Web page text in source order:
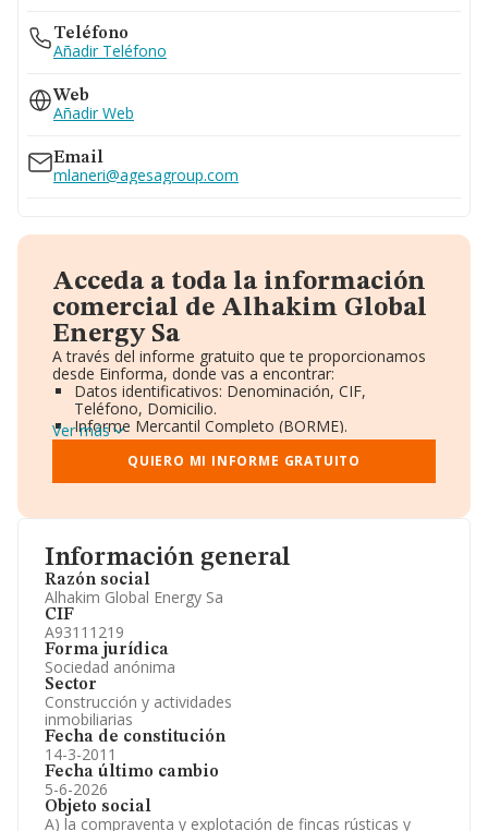
Información general
Razón social
Alhakim Global Energy Sa
CIF
A93111219
Forma jurídica
Sociedad anónima
Sector
Construcción y actividades
inmobiliarias
Fecha de constitución
14-3-2011
Fecha último cambio
5-6-2026
Objeto social
A) la compraventa y explotación de fincas rústicas y
Teléfono
Añadir Teléfono
Web
Añadir Web
Email
mlaneri@agesagroup.com
Acceda a toda la información
comercial de Alhakim Global
Energy Sa
A través del informe gratuito que te proporcionamos
desde Einforma, donde vas a encontrar:
Datos identificativos: Denominación, CIF,
Teléfono, Domicilio.
Informe Mercantil Completo (BORME).
Gráficos de Evolución Ventas y Empleados.
Consejo de Administración y Administradores.
Directivos y Ejecutivos.
Información oficial y registral complementaria.
Ver más
QUIERO MI INFORME GRATUITO